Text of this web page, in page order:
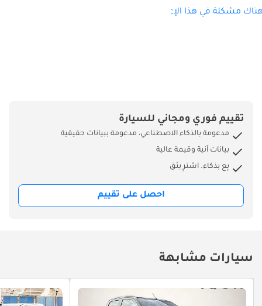
مشكلة في هذا الإعلان؟
تقييم فوري ومجاني للسيارة
مدعومة بالذكاء الاصطناعي، مدعومة ببيانات حقيقية
بيانات آنية وقيمة عالية
بِع بذكاء. اشترِ بثق
احصل على تقييم
سيارات مشابهة